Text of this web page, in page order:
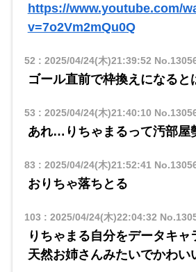
https://www.youtube.com/
v=7o2Vm2mQu0Q
52 : 2025/04/24(木)21:39:52
ゴール直前で枠換えになると
53 : 2025/04/24(木)21:40:10
あれ…りちゃまるって汚部屋
83 : 2025/04/24(木)21:52:41
おりちゃ落ちとる
103 : 2025/04/24(木)22:04:32
りちゃまる自分をデータキャ
天然お姉さんみたいでかわい